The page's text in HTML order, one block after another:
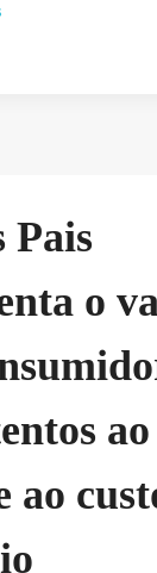
Pais
o
ao